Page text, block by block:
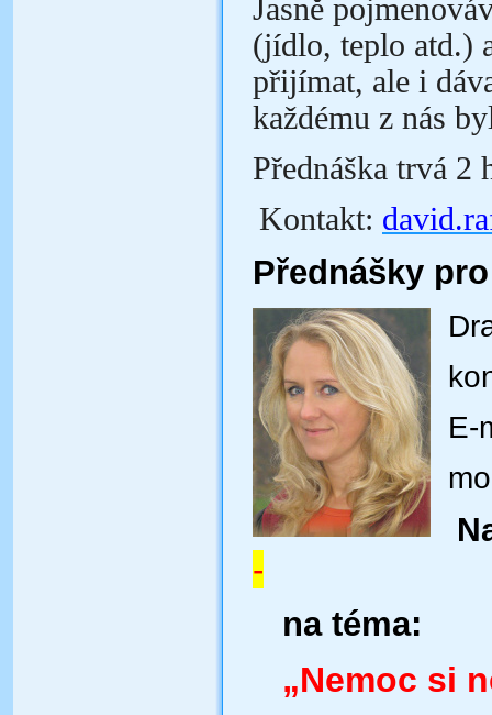
Jasně
(jídlo, teplo atd.)
přijímat, ale i
každému z nás
Přednáška trvá 2
Kontakt:
Přednášky
E-
-
na téma:
„Nemoc si